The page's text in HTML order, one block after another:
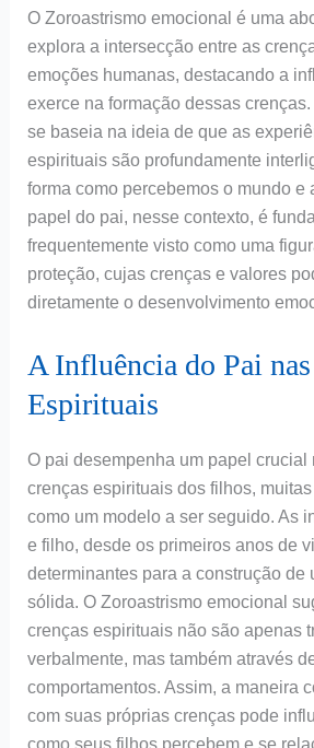
O Zoroastrismo emocional é uma
explora a intersecção entre as
emoções humanas, destacando a
exerce na formação dessas
se baseia na ideia de que as
espirituais são profundamente
forma como percebemos o mundo e
papel do pai, nesse contexto, é
frequentemente visto como uma
proteção, cujas crenças e valores
diretamente o desenvolvimento
A Influência do Pai
Espirituais
O pai desempenha um papel crucial
crenças espirituais dos filhos,
como um modelo a ser seguido. As
e filho, desde os primeiros anos de
determinantes para a construção de
sólida. O Zoroastrismo emocional
crenças espirituais não são apenas
verbalmente, mas também através
comportamentos. Assim, a maneira
com suas próprias crenças pode
como seus filhos percebem e se